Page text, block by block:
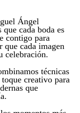
Ángel
cada boda es
contigo para
que cada imagen
celebración.
técnicas
creativo para
que